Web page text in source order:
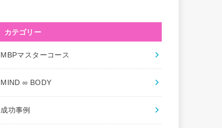
カテゴリー
MBPマスターコース
MIND ∞ BODY
成功事例